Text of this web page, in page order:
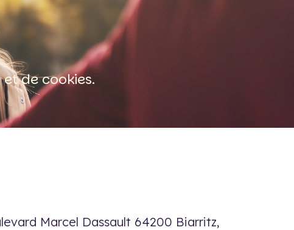
de cookies.
Marcel Dassault 64200 Biarritz,